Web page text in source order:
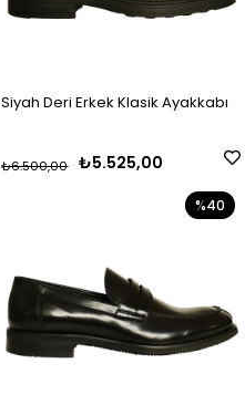
Siyah Deri Erkek Klasik Ayakkabı
₺5.525,00
₺6.500,00
%40